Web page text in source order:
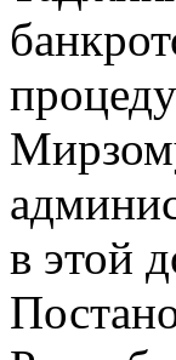
в этой